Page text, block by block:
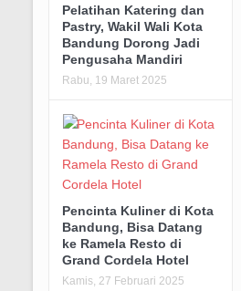
Pelatihan Katering dan
Pastry, Wakil Wali Kota
Bandung Dorong Jadi
Pengusaha Mandiri
Rabu, 19 Maret 2025
Pencinta Kuliner di Kota
Bandung, Bisa Datang
ke Ramela Resto di
Grand Cordela Hotel
Kamis, 27 Februari 2025